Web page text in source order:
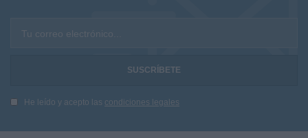
Tu correo electrónico...
He leído y acepto las condiciones legales